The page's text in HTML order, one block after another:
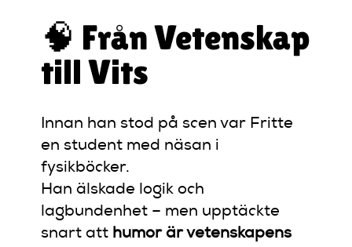
🧠 Från Vetenskap
till Vits
Innan han stod på scen var Fritte
en student med näsan i
fysikböcker.
Han älskade logik och
lagbundenhet – men upptäckte
snart att humor är vetenskapens